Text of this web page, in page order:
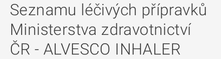
Seznamu léčivých přípravků
Ministerstva zdravotnictví
ČR - ALVESCO INHALER